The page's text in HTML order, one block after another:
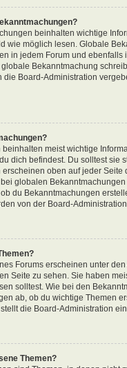
beinhalten wichtige
wie möglich lesen. Globale
in jedem Forum und ebenfalls
Bekanntmachung
die Board-Administration
meist wichtige
dich befindest. Du solltest sie
oben auf jeder Seite
globalen
du Bekanntmachungen
von der Board-Administration
Forums erscheinen unter
Seite zu sehen. Sie haben
solltest. Wie bei den
ab, ob du wichtige Themen
die Board-Administration ein.
Themen?